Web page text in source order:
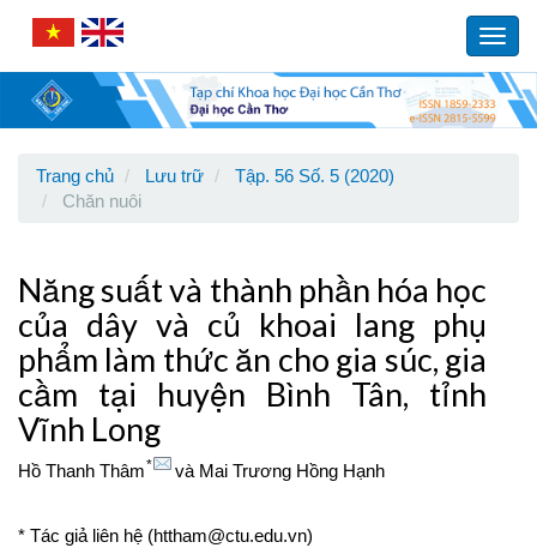
Navigation
Content
Sidebar
Trang chủ Lưu trữ
Tập. 56 Số. 5 (2020)
Chăn nuôi
Năng suất và thành phần hóa học
của dây và củ khoai lang phụ
phẩm làm thức ăn cho gia súc, gia
cầm tại huyện Bình Tân, tỉnh
Vĩnh Long
Hồ Thanh Thâm* và Mai Trương Hồng Hạnh
* Tác giả liên hệ (httham@ctu.edu.vn)